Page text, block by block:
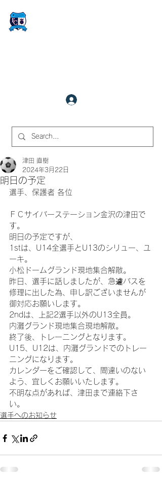
明日の予定
津田 直樹
2024年3月22日
選手、保護者 各位
ＦＣサイバーステーション金沢の津田で
す。
明日の予定ですが、
1stは、U14全選手とU13のシリュー、ユ
ーキ。
小松ドームグランド現地集合解散。
昨日、選手に話しましたが、急遽バスを
修理に出した為、申し訳ございませんが
御対応お願いします。
2ndは、上記2選手以外のU13全員。
内灘グランド現地集合現地解散。
終了後、トレーニングとなります。
U15、U12は、内灘グランドでのトレー
ニングになります。
カレンダーをご確認して、間違いのない
よう、宜しくお願いいたします。
不明な点があれば、津田まで連絡下さ
い。
選手へのお知らせ